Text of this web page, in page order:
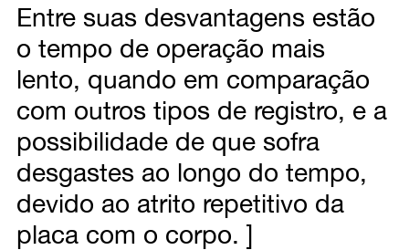
Entre suas desvantagens estão
o tempo de operação mais
lento, quando em comparação
com outros tipos de registro, e a
possibilidade de que sofra
desgastes ao longo do tempo,
devido ao atrito repetitivo da
placa com o corpo. ]